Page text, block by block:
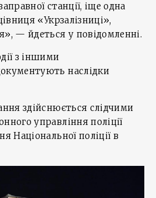
станції, іще одна
«Укрзалізниці»,
— йдеться у повідомленні.
з іншими
наслідки
здійснюється слідчими
управління поліції
Національної поліції в